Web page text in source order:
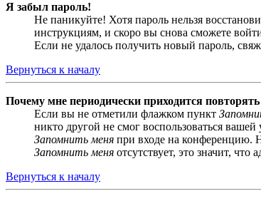
Я забыл пароль!
Не паникуйте! Хотя пароль нельзя
инструкциям, и скоро вы снова сможете
Если не удалось получить новый пароль,
Вернуться к началу
Почему мне периодически приходится
Если вы не отметили флажком пункт
никто другой не смог воспользоваться
Запомнить меня при входе на конференцию.
Запомнить меня отсутствует, это значит,
Вернуться к началу